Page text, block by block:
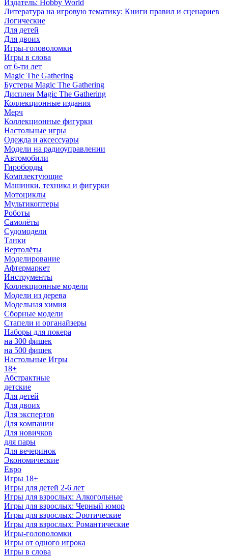
Издатель: Hobby World
Литература на игровую тематику: Книги правил и сценариев
Логические
Для детей
Для двоих
Игры-головоломки
Игры в слова
от 6-ти лет
Magic The Gathering
Бустеры Magic The Gathering
Дисплеи Magic The Gathering
Коллекционные издания
Мерч
Коллекционные фигурки
Настольные игры
Одежда и аксессуары
Модели на радиоуправлении
Автомобили
Гироборды
Комплектующие
Машинки, техника и фигурки
Мотоциклы
Мультикоптеры
Роботы
Самолёты
Судомодели
Танки
Вертолёты
Моделирование
Афтермаркет
Инструменты
Коллекционные модели
Модели из дерева
Модельная химия
Сборные модели
Стапели и органайзеры
Наборы для покера
на 300 фишек
на 500 фишек
Настольные Игры
18+
Абстрактные
детские
Для детей
Для двоих
Для экспертов
Для компании
Для новичков
для пары
Для вечеринок
Экономические
Евро
Игры 18+
Игры для детей 2-6 лет
Игры для взрослых: Алкогольные
Игры для взрослых: Черный юмор
Игры для взрослых: Эротические
Игры для взрослых: Романтические
Игры-головоломки
Игры от одного игрока
Игры в слова